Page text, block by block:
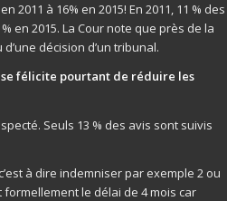
à 16% en 2015! En 2011, 11 % des
en 2015. La Cour note que près de la
décision d’un tribunal.
félicite pourtant de réduire les
Seuls 13 % des avis sont suivis
à dire indemniser par exemple 2 ou
le délai de 4 mois car